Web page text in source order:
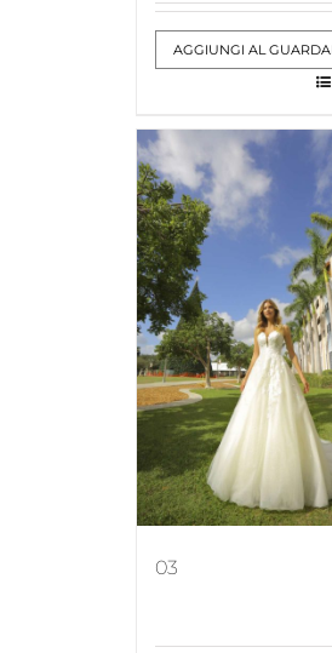
AGGIUNGI AL
03